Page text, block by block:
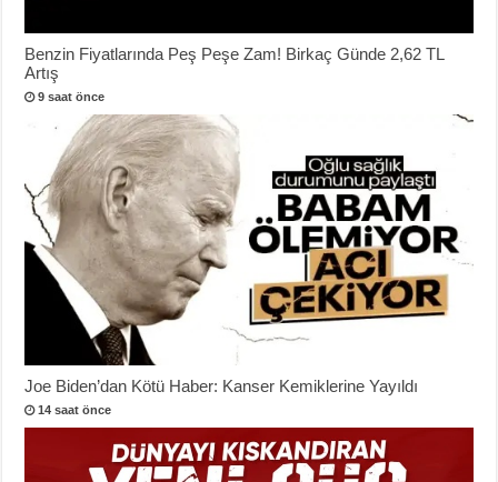
Benzin Fiyatlarında Peş Peşe Zam! Birkaç Günde 2,62 TL
Artış
9 saat önce
Joe Biden’dan Kötü Haber: Kanser Kemiklerine Yayıldı
14 saat önce